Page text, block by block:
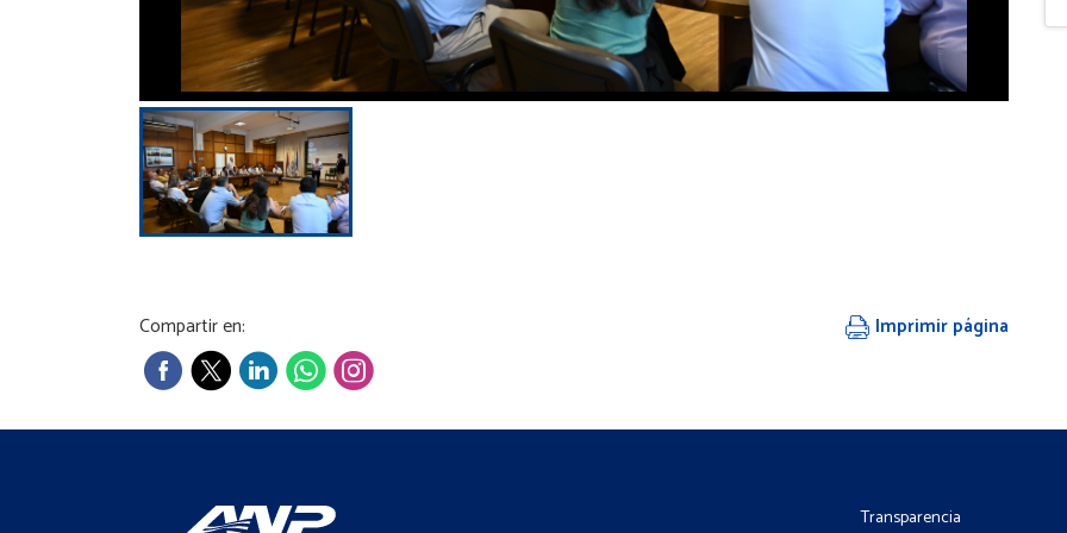
Compartir en: Imprimir página
Transparencia